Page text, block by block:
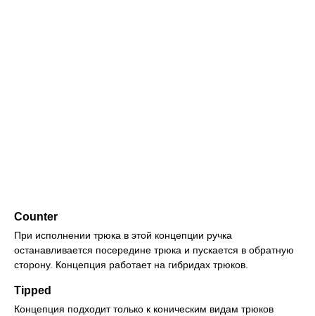
Counter
При исполнении трюка в этой концепции ручка
останавливается посередине трюка и пускается в обратную
сторону. Концепция работает на гибридах трюков.
Tipped
Концепция подходит только к коническим видам трюков